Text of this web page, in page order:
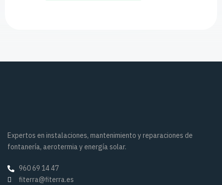
Expertos en instalaciones, mantenimiento y reparaciones de
fontanería, aerotermia y energía solar.
960 69 14 47
fiterra@fiterra.es